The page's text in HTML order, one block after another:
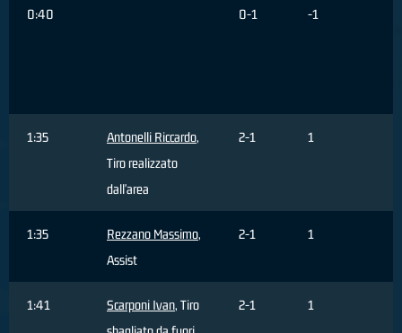
0:40 0-1 -1
1:35 Antonelli Riccardo,
Tiro realizzato
dall'area
2-1 1
1:35 Rezzano Massimo,
Assist
2-1 1
1:41 Scarponi Ivan, Tiro
2-1 1